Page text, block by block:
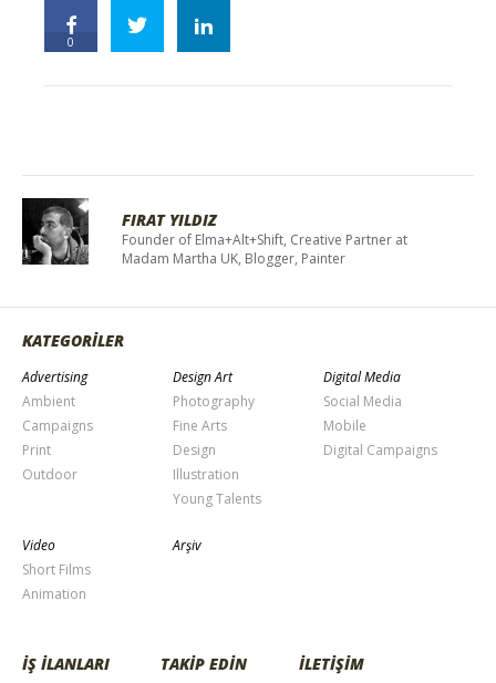
0
FIRAT YILDIZ
Founder of Elma+Alt+Shift, Creative Partner at
Madam Martha UK, Blogger, Painter
KATEGORİLER
Advertising
Ambient
Campaigns
Print
Outdoor
Design Art
Photography
Fine Arts
Design
Illustration
Young Talents
Digital Media
Social Media
Mobile
Digital Campaigns
Video
Short Films
Animation
Arşiv
İŞ İLANLARI TAKİP EDİN İLETİŞİM